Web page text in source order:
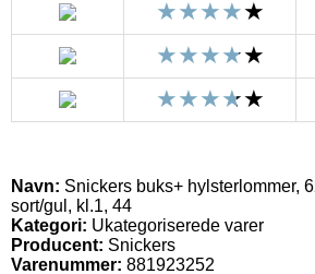
Navn: Snickers buks+ hylsterlommer,
sort/gul, kl.1, 44
Kategori: Ukategoriserede varer
Producent: Snickers
Varenummer: 881923252